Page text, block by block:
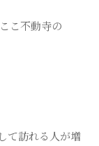
こ不動寺の
て訪れる人が増